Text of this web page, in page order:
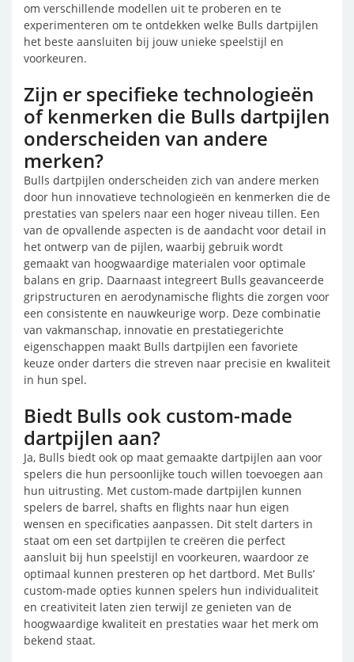
om verschillende modellen uit te proberen en te
experimenteren om te ontdekken welke Bulls dartpijlen
het beste aansluiten bij jouw unieke speelstijl en
voorkeuren.
Zijn er specifieke technologieën
of kenmerken die Bulls dartpijlen
onderscheiden van andere
merken?
Bulls dartpijlen onderscheiden zich van andere merken
door hun innovatieve technologieën en kenmerken die de
prestaties van spelers naar een hoger niveau tillen. Een
van de opvallende aspecten is de aandacht voor detail in
het ontwerp van de pijlen, waarbij gebruik wordt
gemaakt van hoogwaardige materialen voor optimale
balans en grip. Daarnaast integreert Bulls geavanceerde
gripstructuren en aerodynamische flights die zorgen voor
een consistente en nauwkeurige worp. Deze combinatie
van vakmanschap, innovatie en prestatiegerichte
eigenschappen maakt Bulls dartpijlen een favoriete
keuze onder darters die streven naar precisie en kwaliteit
in hun spel.
Biedt Bulls ook custom-made
dartpijlen aan?
Ja, Bulls biedt ook op maat gemaakte dartpijlen aan voor
spelers die hun persoonlijke touch willen toevoegen aan
hun uitrusting. Met custom-made dartpijlen kunnen
spelers de barrel, shafts en flights naar hun eigen
wensen en specificaties aanpassen. Dit stelt darters in
staat om een set dartpijlen te creëren die perfect
aansluit bij hun speelstijl en voorkeuren, waardoor ze
optimaal kunnen presteren op het dartbord. Met Bulls’
custom-made opties kunnen spelers hun individualiteit
en creativiteit laten zien terwijl ze genieten van de
hoogwaardige kwaliteit en prestaties waar het merk om
bekend staat.